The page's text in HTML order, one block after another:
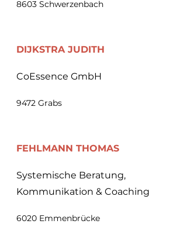
8603 Schwerzenbach
DIJKSTRA JUDITH
CoEssence GmbH
9472 Grabs
FEHLMANN THOMAS
Systemische Beratung,
Kommunikation & Coaching
6020 Emmenbrücke